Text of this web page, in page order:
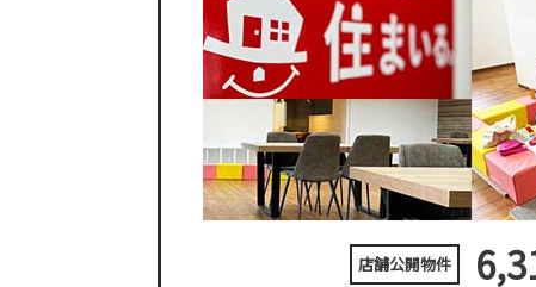
店舗公開物件